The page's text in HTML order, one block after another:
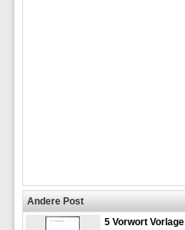
Andere Post
5 Vorwort Vorlage